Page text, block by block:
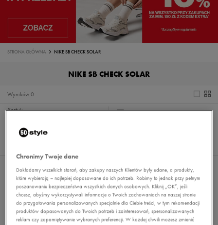
STRONA GŁÓWNA NIKE SB CHECK SOLAR
NIKE SB CHECK SOLAR
0
Wyników
Sortuj:
FILTRUJ
Nie wybrano filtrów
Chronimy Twoje dane
Dokładamy wszelkich starań, aby zakupy naszych Klientów były udane, a produkty,
które wybierają – najlepiej dopasowane do ich potrzeb. Robimy to jednak przy pełnym
poszanowaniu bezpieczeństwa wszystkich danych osobowych. Kliknij „OK”, jeśli
chcesz, abyśmy wykorzystywali informacje o Twoich zachowaniach na naszej stronie
do przygotowania personalizowanych specjalnie dla Ciebie treści, w tym rekomendacji
produktów dopasowanych do Twoich potrzeb i zainteresowań, spersonalizowanych
reklam czy zapamiętywanie wybranych preferencji. W każdej chwili możesz zmienić